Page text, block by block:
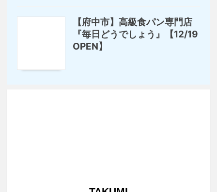
【府中市】高級食パン専門店
『毎日どうでしょう』【12/19
OPEN】